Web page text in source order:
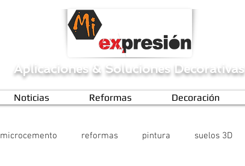
Aplicaciones & Soluciones Decorativas
Noticias Reformas Decoración
microcemento reformas pintura suelos 3D